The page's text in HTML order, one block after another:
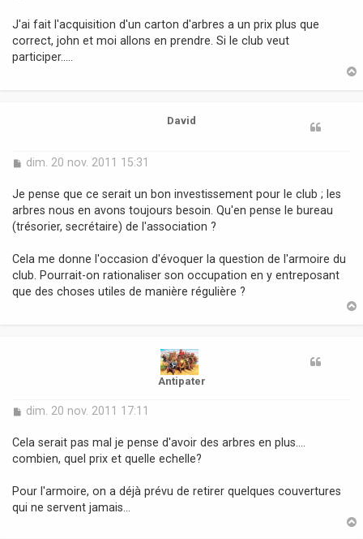
s
s
a
g
J'ai fait l'acquisition d'un carton d'arbres a un prix plus que
correct, john et moi allons en prendre. Si le club veut
participer.....
David
M
s
s
a
g
dim. 20 nov. 2011 15:31
Je pense que ce serait un bon investissement pour le club ; les
arbres nous en avons toujours besoin. Qu'en pense le bureau
(trésorier, secrétaire) de l'association ?
Cela me donne l'occasion d'évoquer la question de l'armoire du
club. Pourrait-on rationaliser son occupation en y entreposant
que des choses utiles de manière régulière ?
Antipater
M
s
s
a
e
dim. 20 nov. 2011 17:11
Cela serait pas mal je pense d'avoir des arbres en plus....
combien, quel prix et quelle echelle?
Pour l'armoire, on a déjà prévu de retirer quelques couvertures
qui ne servent jamais...